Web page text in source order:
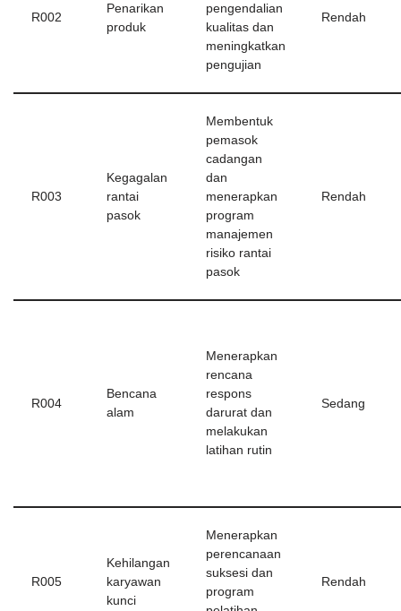
R002
Penarikan
produk
pengendalian
kualitas dan
meningkatkan
pengujian
Rendah
R003
Kegagalan
rantai
pasok
Membentuk
pemasok
cadangan
dan
menerapkan
program
manajemen
risiko rantai
pasok
Rendah
R004
Bencana
alam
Menerapkan
rencana
respons
darurat dan
melakukan
latihan rutin
Sedang
R005
Kehilangan
karyawan
kunci
Menerapkan
perencanaan
suksesi dan
program
Rendah